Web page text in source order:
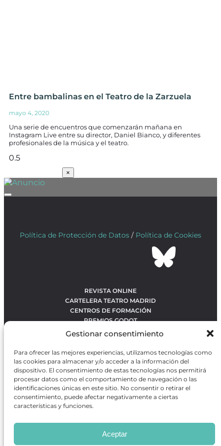
Gestionar consentimiento
Para ofrecer las mejores experiencias, utilizamos tecnologías como
las cookies para almacenar y/o acceder a la información del
dispositivo. El consentimiento de estas tecnologías nos permitirá
procesar datos como el comportamiento de navegación o las
identificaciones únicas en este sitio. No consentir o retirar el
consentimiento, puede afectar negativamente a ciertas
características y funciones.
Aceptar
Entre bambalinas en el Teatro de la Zarzuela
mayo 4, 2020
Una serie de encuentros que comenzarán mañana en
Instagram Live entre su director, Daniel Bianco, y diferentes
profesionales de la música y el teatro.
×
Política de Protección de Datos / Política de Cookies
REVISTA ONLINE
CARTELERA TEATRO MADRID
CENTROS DE FORMACIÓN
PREMIOS GODOT
CONTACTO
OBRAS MÁS VOTADAS
RANKING MEJORES OBRAS
BÚSQUEDA AVANZADA DE OBRAS
Revista GODOTes una revista independiente especializada
en información sobre artes escénicas de Madrid, gratuita y
que se distribuye en espacios escénicos, además de otros